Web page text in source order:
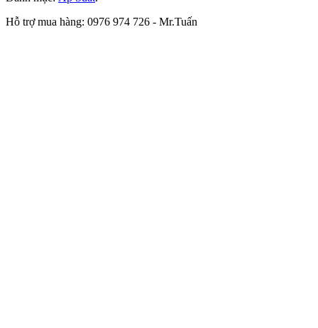
Hỗ trợ mua hàng: 0976 974 726 - Mr.Tuấn